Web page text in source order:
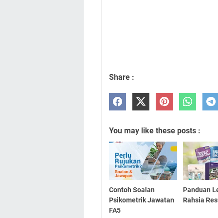
Share :
You may like these posts :
Contoh Soalan
Psikometrik Jawatan
FA5
Panduan
Rahsia